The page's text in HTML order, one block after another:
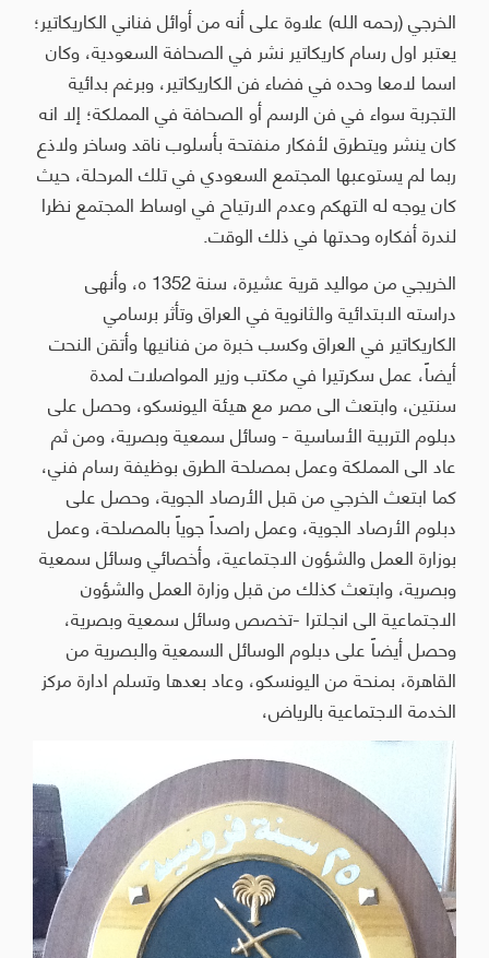
الخرجي (رحمه الله) علاوة على أنه من أوائل فناني الكاريكاتير؛
يعتبر اول رسام كاريكاتير نشر في الصحافة السعودية، وكان
اسما لامعا وحده في فضاء فن الكاريكاتير، وبرغم بدائية
التجربة سواء في فن الرسم أو الصحافة في المملكة؛ إلا انه
كان ينشر ويتطرق لأفكار منفتحة بأسلوب ناقد وساخر ولاذع
ربما لم يستوعبها المجتمع السعودي في تلك المرحلة، حيث
كان يوجه له التهكم وعدم الارتياح في اوساط المجتمع نظرا
لندرة أفكاره وحدتها في ذلك الوقت.
الخريجي من مواليد قرية عشيرة، سنة 1352 ه، وأنهى
دراسته الابتدائية والثانوية في العراق وتأثر برسامي
الكاريكاتير في العراق وكسب خبرة من فنانيها وأتقن النحت
أيضاً، عمل سكرتيرا في مكتب وزير المواصلات لمدة
سنتين، وابتعث الى مصر مع هيئة اليونسكو، وحصل على
دبلوم التربية الأساسية - وسائل سمعية وبصرية، ومن ثم
عاد الى المملكة وعمل بمصلحة الطرق بوظيفة رسام فني،
كما ابتعث الخرجي من قبل الأرصاد الجوية، وحصل على
دبلوم الأرصاد الجوية، وعمل راصداً جوياً بالمصلحة، وعمل
بوزارة العمل والشؤون الاجتماعية، وأخصائي وسائل سمعية
وبصرية، وابتعث كذلك من قبل وزارة العمل والشؤون
الاجتماعية الى انجلترا -تخصص وسائل سمعية وبصرية،
وحصل أيضاً على دبلوم الوسائل السمعية والبصرية من
القاهرة، بمنحة من اليونسكو، وعاد بعدها وتسلم ادارة مركز
الخدمة الاجتماعية بالرياض،